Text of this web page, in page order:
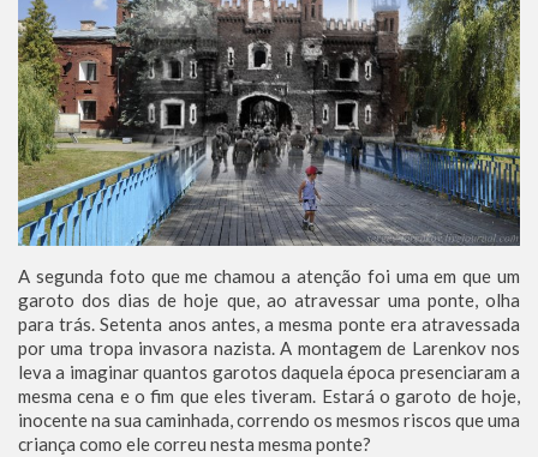
A segunda foto que me chamou a atenção foi uma em que um
garoto dos dias de hoje que, ao atravessar uma ponte, olha
para trás. Setenta anos antes, a mesma ponte era atravessada
por uma tropa invasora nazista. A montagem de Larenkov nos
leva a imaginar quantos garotos daquela época presenciaram a
mesma cena e o fim que eles tiveram. Estará o garoto de hoje,
inocente na sua caminhada, correndo os mesmos riscos que uma
criança como ele correu nesta mesma ponte?